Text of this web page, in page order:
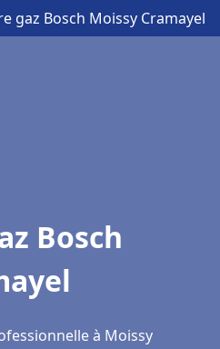
gaz Bosch Moissy Cramayel
Bosch
à Moissy